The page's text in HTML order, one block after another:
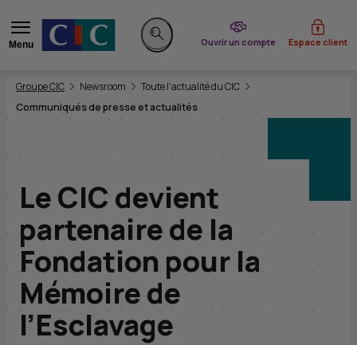
Menu
Rechercher sur le site
Ouvrir un compte
du CIC Espace client
Vous êtes ici:
Groupe CIC Newsroom
Toute l'actualité du CIC
Communiqués de presse et actualités
Le CIC devient
partenaire de la
Fondation pour la
Mémoire de
l’Esclavage